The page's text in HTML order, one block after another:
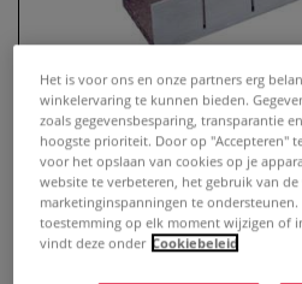
Het is voor ons en onze partners erg
winkelervaring te kunnen bieden.
zoals gegevensbesparing, transparantie
hoogste prioriteit. Door op "Accepteren"
voor het opslaan van cookies op je
website te verbeteren, het gebruik van
marketinginspanningen te
toestemming op elk moment wijzigen of
vindt deze onder Cookiebeleid